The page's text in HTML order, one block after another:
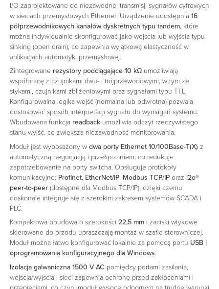
I/O zaprojektowane do niezawodnej transmisji sygnałów cyfrowych
w sieciach przemysłowych Ethernet. Urządzenie udostępnia 16
półprzewodnikowych kanałów dyskretnych typu tandem, które
można indywidualnie skonfigurować jako wejścia lub wyjścia typu
sinking (open drain), co zapewnia wyjątkową elastyczność w
aplikacjach automatyki przemysłowej.
Zintegrowane rezystory podciągające 10 kΩ umożliwiają
współpracę z czujnikami dwu- i trójprzewodowymi, w tym ze
stykami, czujnikami zbliżeniowymi oraz sygnałami typu TTL.
Konfigurowalna logika wejść (normalna lub odwrotna) pozwala
dostosować sposób interpretacji sygnału do wymagań systemu.
Wbudowana funkcja readback umożliwia odczyt rzeczywistego
stanu wyjść, co zwiększa niezawodność monitorowania.
Moduł jest wyposażony w dwa porty Ethernet 10/100Base-T(X) z
automatyczną negocjacją i przełączaniem, co redukuje
zapotrzebowanie na porty switcha. Obsługuje protokoły
komunikacyjne: Profinet, EtherNet/IP, Modbus TCP/IP oraz i2o®
peer-to-peer (dostępne dla Modbus TCP/IP), dzięki czemu
doskonale integruje się z szerokim zakresem systemów SCADA i
PLC.
Kompaktowa obudowa o szerokości 22,5 mm i zaciski wtykowe
skierowane do przodu upraszczają montaż w szafie sterowniczej.
Moduł można łatwo konfigurować lokalnie za pomocą portu USB i
oprogramowania konfiguracyjnego dla Windows.
Izolacja galwaniczna 1500 V AC pomiędzy portami zasilania,
wejścia/wyjścia i sieci zapewnia ochronę przed zakłóceniami i